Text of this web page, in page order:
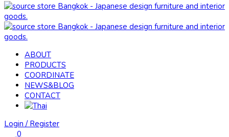
ABOUT
PRODUCTS
COORDINATE
NEWS&BLOG
CONTACT
Login / Register
0